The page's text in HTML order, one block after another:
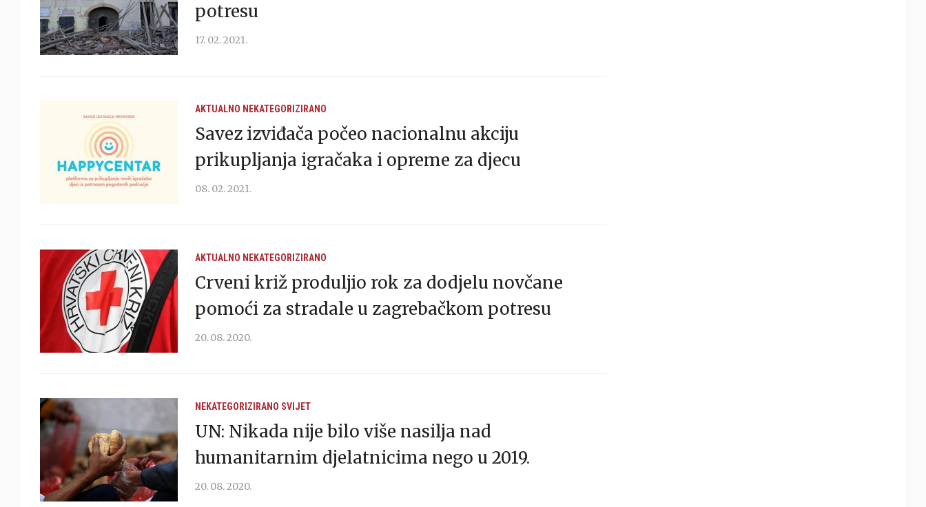
potresu
17. 02. 2021.
AKTUALNO NEKATEGORIZIRANO
Savez izviđača počeo nacionalnu akciju
prikupljanja igračaka i opreme za djecu
08. 02. 2021.
AKTUALNO NEKATEGORIZIRANO
Crveni križ produljio rok za dodjelu novčane
pomoći za stradale u zagrebačkom potresu
20. 08. 2020.
NEKATEGORIZIRANO SVIJET
UN: Nikada nije bilo više nasilja nad
humanitarnim djelatnicima nego u 2019.
20. 08. 2020.